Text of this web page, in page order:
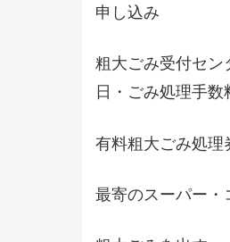
申し込み
粗大ごみ受付セン
日・ごみ処理手
有料粗大ごみ処理
最寄のスーパー・